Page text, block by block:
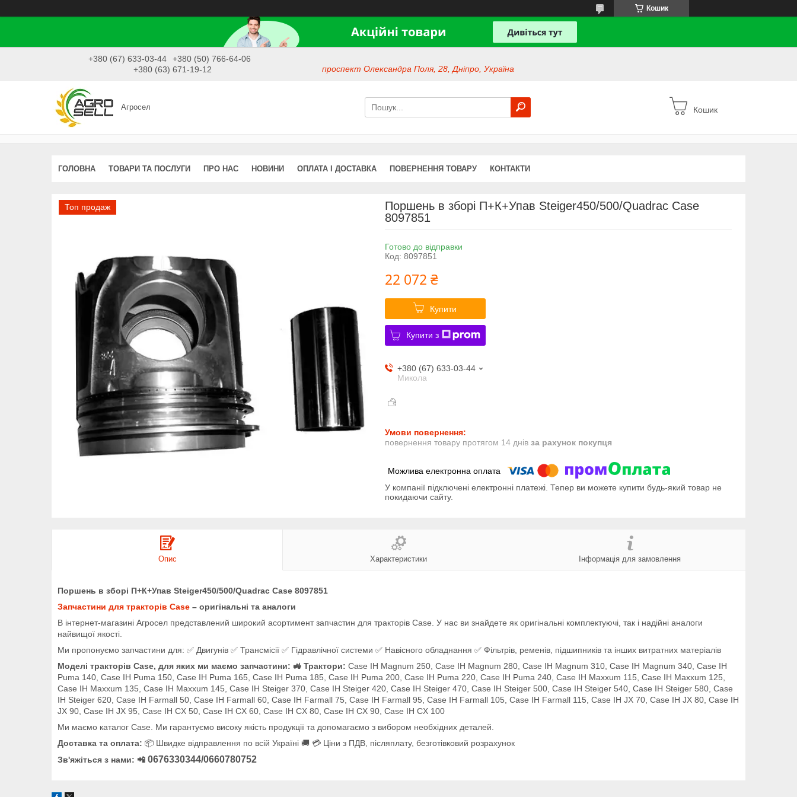
Кошик
+380 (67) 633-03-44
+380 (50) 766-64-06
+380 (63) 671-19-12
проспект Олександра Поля, 28, Дніпро, Україна
Агросел Кошик
ГОЛОВНА ТОВАРИ ТА ПОСЛУГИ ПРО НАС НОВИНИ ОПЛАТА І ДОСТАВКА ПОВЕРНЕННЯ ТОВАРУ КОНТАКТИ
Топ продаж
Поршень в зборі П+К+Упав Steiger450/500/Quadrac Case
8097851
Готово до відправки
Код: 8097851
22 072 ₴
Купити
Купити з
+380 (67) 633-03-44
Микола
повернення товару протягом 14 днів за рахунок покупця
У компанії підключені електронні платежі. Тепер ви можете купити будь-який товар не
покидаючи сайту.
Опис Характеристики Інформація для замовлення
Поршень в зборі П+К+Упав Steiger450/500/Quadrac Case 8097851
Запчастини для тракторів Case – оригінальні та аналоги
В інтернет-магазині Агросел представлений широкий асортимент запчастин для тракторів Case. У нас ви знайдете як оригінальні комплектуючі, так і надійні аналоги
найвищої якості.
Ми пропонуємо запчастини для: ✅ Двигунів ✅ Трансмісії ✅ Гідравлічної системи ✅ Навісного обладнання ✅ Фільтрів, ременів, підшипників та інших витратних матеріалів
Моделі тракторів Case, для яких ми маємо запчастини: 🚜 Трактори: Case IH Magnum 250, Case IH Magnum 280, Case IH Magnum 310, Case IH Magnum 340, Case IH
Puma 140, Case IH Puma 150, Case IH Puma 165, Case IH Puma 185, Case IH Puma 200, Case IH Puma 220, Case IH Puma 240, Case IH Maxxum 115, Case IH Maxxum 125,
Case IH Maxxum 135, Case IH Maxxum 145, Case IH Steiger 370, Case IH Steiger 420, Case IH Steiger 470, Case IH Steiger 500, Case IH Steiger 540, Case IH Steiger 580, Case
IH Steiger 620, Case IH Farmall 50, Case IH Farmall 60, Case IH Farmall 75, Case IH Farmall 95, Case IH Farmall 105, Case IH Farmall 115, Case IH JX 70, Case IH JX 80, Case IH
JX 90, Case IH JX 95, Case IH CX 50, Case IH CX 60, Case IH CX 80, Case IH CX 90, Case IH CX 100
Ми маємо каталог Case. Ми гарантуємо високу якість продукції та допомагаємо з вибором необхідних деталей.
Доставка та оплата: 📦 Швидке відправлення по всій Україні 🚚 💳 Ціни з ПДВ, післяплату, безготівковий розрахунок
Зв'яжіться з нами: 📲 0676330344/0660780752